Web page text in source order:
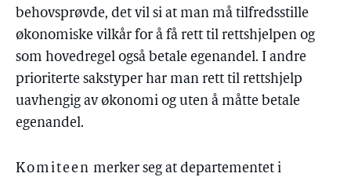
behovsprøvde, det vil si at man må tilfredsstille
økonomiske vilkår for å få rett til rettshjelpen og
som hovedregel også betale egenandel. I andre
prioriterte sakstyper har man rett til rettshjelp
uavhengig av økonomi og uten å måtte betale
egenandel.
Komiteen merker seg at departementet i